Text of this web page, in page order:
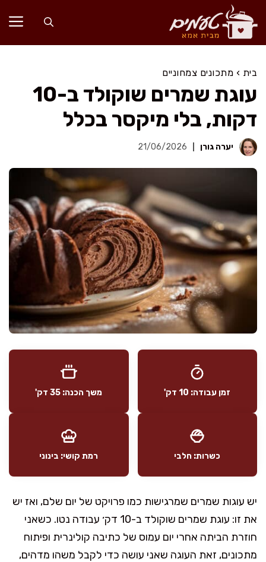
לדלג
לתוכן
בית › מתכונים צמחוניים
עוגת שמרים שוקולד ב-10
דקות, בלי מיקסר בכלל
יערה גורן 21/06/2026
זמן עבודה: 10 דק' משך הכנה: 35 דק'
כשרות: חלבי רמת קושי: בינוני
יש עוגות שמרים שמרגישות כמו פרויקט של יום שלם, ואז יש
את זו: עוגת שמרים שוקולד ב-10 דק׳ עבודה נטו. כשאני
חוזרת הביתה אחרי יום עמוס של כתיבה קולינרית ופיתוח
מתכונים, זאת העוגה שאני עושה כדי לקבל משהו מדהים,